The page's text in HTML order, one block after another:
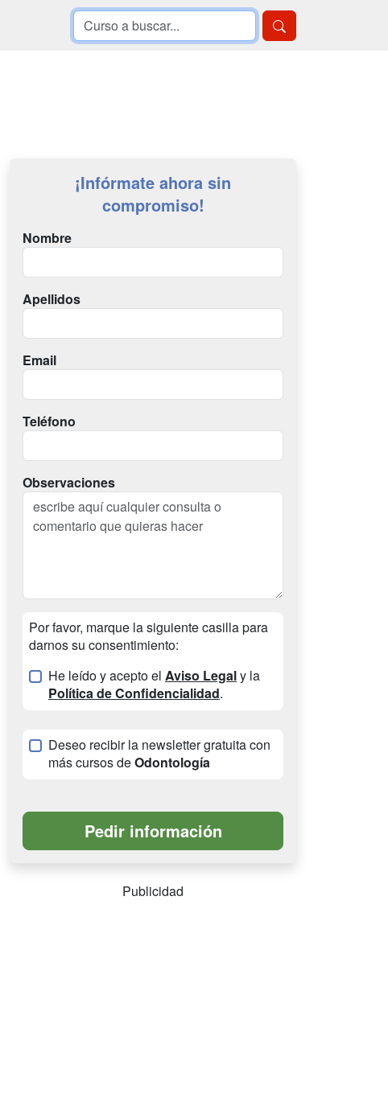
¡Infórmate ahora sin
compromiso!
Nombre
Apellidos
Email
Teléfono
Observaciones
Por favor, marque la siguiente casilla para
darnos su consentimiento:
He leído y acepto el Aviso Legaly la
Política de Confidencialidad.
Deseo recibir la newsletter gratuita con
más cursos deOdontología
Publicidad